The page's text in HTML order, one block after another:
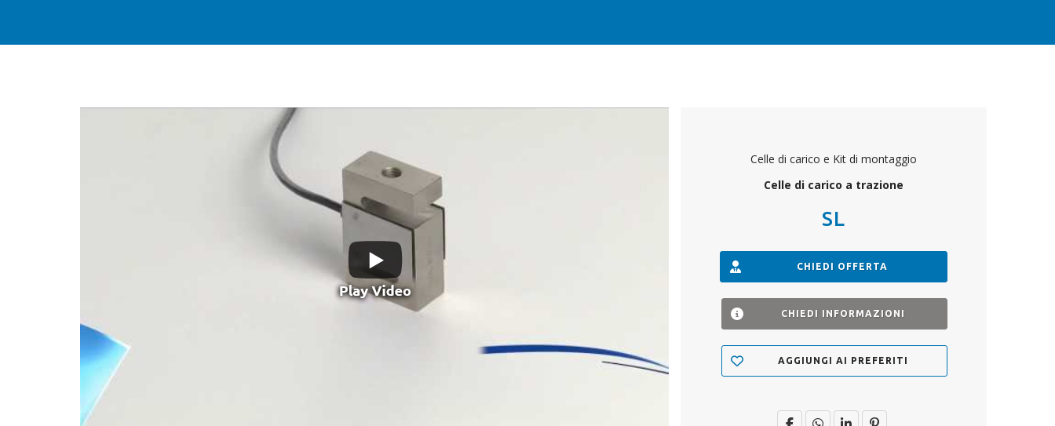
Celle di carico e Kit di montaggio
Celle di carico a trazione
SL
CHIEDI OFFERTA
CHIEDI INFORMAZIONI
AGGIUNGI AI PREFERITI